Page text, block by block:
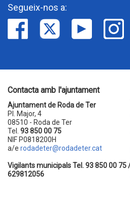
Segueix-nos a:
Contacta amb l'ajuntament
Ajuntament de Roda de Ter
Pl. Major, 4
08510 - Roda de Ter
Tel. 93 850 00 75
NIF P0818200H
a/e rodadeter@rodadeter.cat
Vigilants municipals Tel. 93 850 00 75
629812056